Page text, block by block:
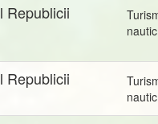
Republicii
nautic
Republicii
nautic